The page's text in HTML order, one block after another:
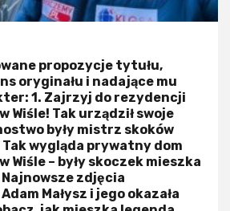
propozycje tytułu,
oryginału i nadające mu
1. Zajrzyj do rezydencji
Wiśle! Tak urządził swoje
były mistrz skoków
wygląda prywatny dom
Wiśle – były skoczek mieszka
Najnowsze zdjęcia
Małysz i jego okazała